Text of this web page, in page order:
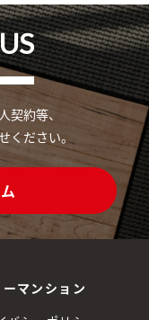
契約等、
ください。
マンション